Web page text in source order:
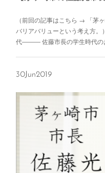
（前回の記事はこちら → 「茅
バリアバリューという考え方
代――― 佐藤市長の学生時代の
30Jun2019